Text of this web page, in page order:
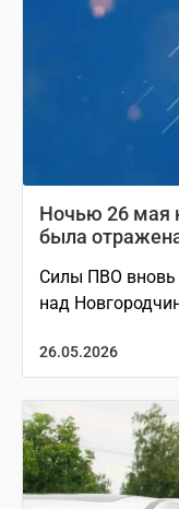
Ночью 26 мая
была
Силы ПВО вновь
над
26.05.2026